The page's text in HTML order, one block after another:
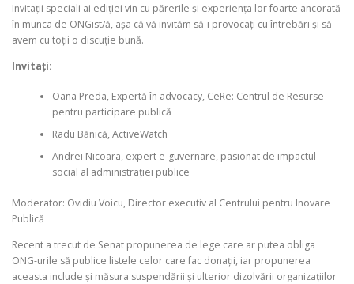
Invitații speciali ai ediției vin cu părerile și experiența lor foarte ancorată
în munca de ONGist/ă, așa că vă invităm să-i provocați cu întrebări și să
avem cu toții o discuție bună.
Invitați:
Oana Preda, Expertă în advocacy, CeRe: Centrul de Resurse
pentru participare publică
Radu Bănică, ActiveWatch
Andrei Nicoara, expert e-guvernare, pasionat de impactul
social al administrației publice
Moderator: Ovidiu Voicu, Director executiv al Centrului pentru Inovare
Publică
Recent a trecut de Senat propunerea de lege care ar putea obliga
ONG-urile să publice listele celor care fac donații, iar propunerea
aceasta include și măsura suspendării și ulterior dizolvării organizațiilor